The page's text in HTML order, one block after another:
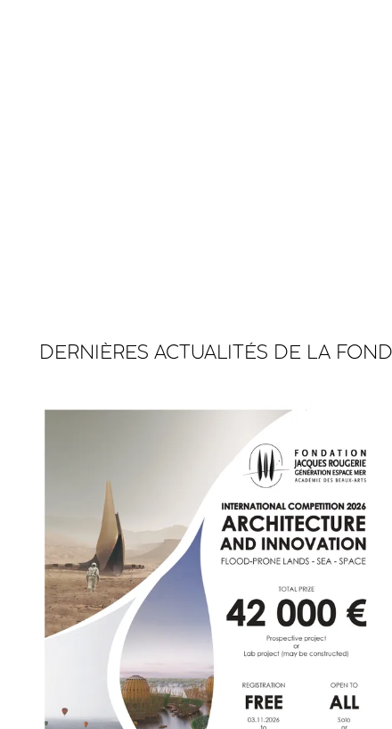
DERNIÈRES ACTUALITÉS DE LA